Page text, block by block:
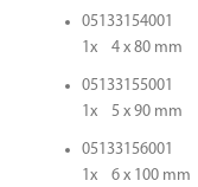
05133154001
1x 4 x 80 mm
05133155001
1x 5 x 90 mm
05133156001
1x 6 x 100 mm